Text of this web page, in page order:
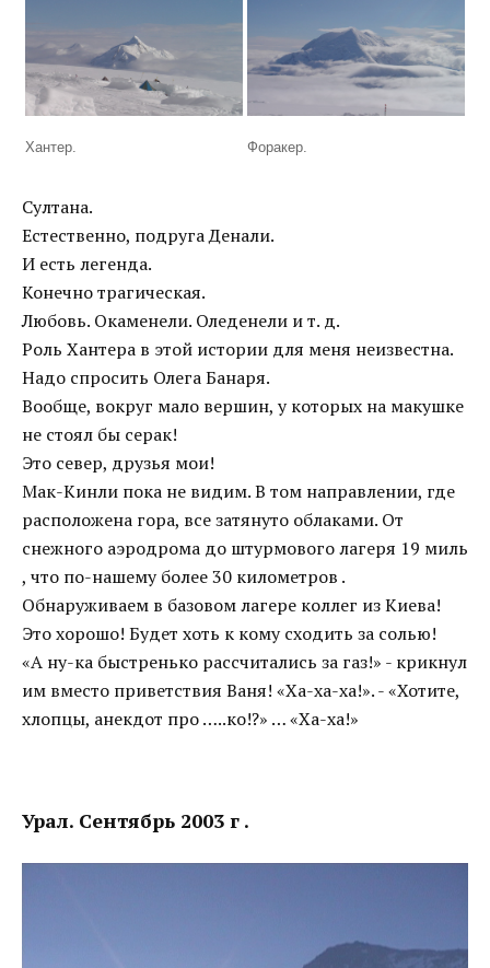
Хантер. Форакер.
Султана.
Естественно, подруга Денали.
И есть легенда.
Конечно трагическая.
Любовь. Окаменели. Оледенели и т. д.
Роль Хантера в этой истории для меня неизвестна.
Надо спросить Олега Банаря.
Вообще, вокруг мало вершин, у которых на макушке
не стоял бы серак!
Это север, друзья мои!
Мак-Кинли пока не видим. В том направлении, где
расположена гора, все затянуто облаками. От
снежного аэродрома до штурмового лагеря 19 миль
, что по-нашему более 30 километров .
Обнаруживаем в базовом лагере коллег из Киева!
Это хорошо! Будет хоть к кому сходить за солью!
«А ну-ка быстренько рассчитались за газ!» - крикнул
им вместо приветствия Ваня! «Ха-ха-ха!». - «Хотите,
хлопцы, анекдот про …..ко!?» … «Ха-ха!»
Урал. Сентябрь 2003 г .